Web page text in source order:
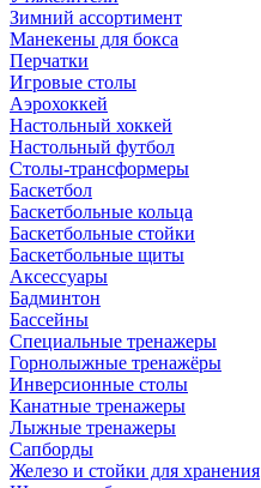
Зимний ассортимент
Манекены для бокса
Перчатки
Игровые столы
Аэрохоккей
Настольный хоккей
Настольный футбол
Столы-трансформеры
Баскетбол
Баскетбольные кольца
Баскетбольные стойки
Баскетбольные щиты
Аксессуары
Бадминтон
Бассейны
Специальные тренажеры
Горнолыжные тренажёры
Инверсионные столы
Канатные тренажеры
Лыжные тренажеры
Сапборды
Железо и стойки для хранения